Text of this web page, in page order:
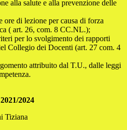
alla salute e alla prevenzione delle
ore di lezione per causa di forza
( art. 26, com. 8 CC.NL.);
per lo svolgimento dei rapporti
Collegio dei Docenti (art. 27 com. 4
attribuito dal T.U., dalle leggi
2024
Tiziana